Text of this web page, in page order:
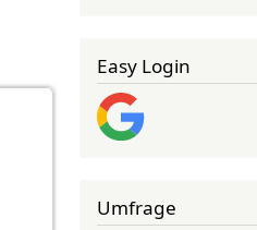
Easy Login
Umfrage